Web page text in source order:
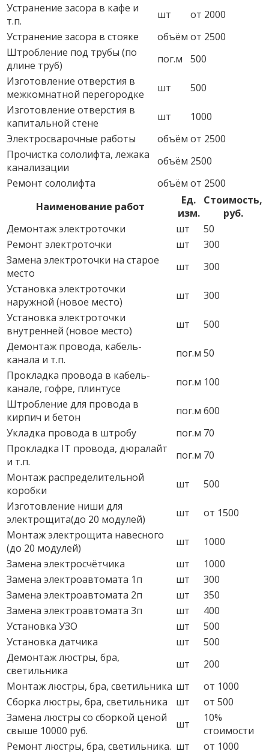
Устранение засора в кафе и
т.п.
шт
от 2000
Устранение засора в стояке
объём от 2500
Штробление под трубы (по
длине труб)
пог.м
500
Изготовление отверстия в
межкомнатной перегородке
шт
500
Изготовление отверстия в
капитальной стене
шт
1000
Электросварочные работы
объём от 2500
Прочистка сололифта, лежака
канализации
объём 2500
Ремонт сололифта
объём от 2500
Наименование работ
Ед.
изм.
Стоимость,
руб.
Демонтаж электроточки
шт
50
Ремонт электроточки
шт
300
Замена электроточки на старое
место
шт
300
Установка электроточки
наружной (новое место)
шт
300
Установка электроточки
внутренней (новое место)
шт
500
Демонтаж провода, кабель-
канала и т.п.
пог.м 50
Прокладка провода в кабель-
канале, гофре, плинтусе
пог.м 100
Штробление для провода в
кирпич и бетон
пог.м 600
Укладка провода в штробу
пог.м 70
Прокладка IT провода, дюралайт
и т.п.
пог.м 70
Монтаж распределительной
коробки
шт
500
Изготовление ниши для
электрощита(до 20 модулей)
шт
от 1500
Монтаж электрощита навесного
(до 20 модулей)
шт
1000
Замена электросчётчика
шт
1000
Замена электроавтомата 1п
шт
300
Замена электроавтомата 2п
шт
350
Замена электроавтомата 3п
шт
400
Установка УЗО
шт
500
Установка датчика
шт
500
Демонтаж люстры, бра,
светильника
шт
200
Монтаж люстры, бра, светильника шт
от 1000
Сборка люстры, бра, светильника
шт
от 500
Замена люстры со сборкой ценой
свыше 10000 руб.
шт
10%
стоимости
Ремонт люстры, бра, светильника. шт
от 1000